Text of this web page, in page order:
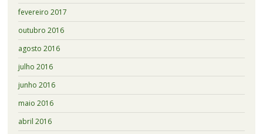
fevereiro 2017
outubro 2016
agosto 2016
julho 2016
junho 2016
maio 2016
abril 2016